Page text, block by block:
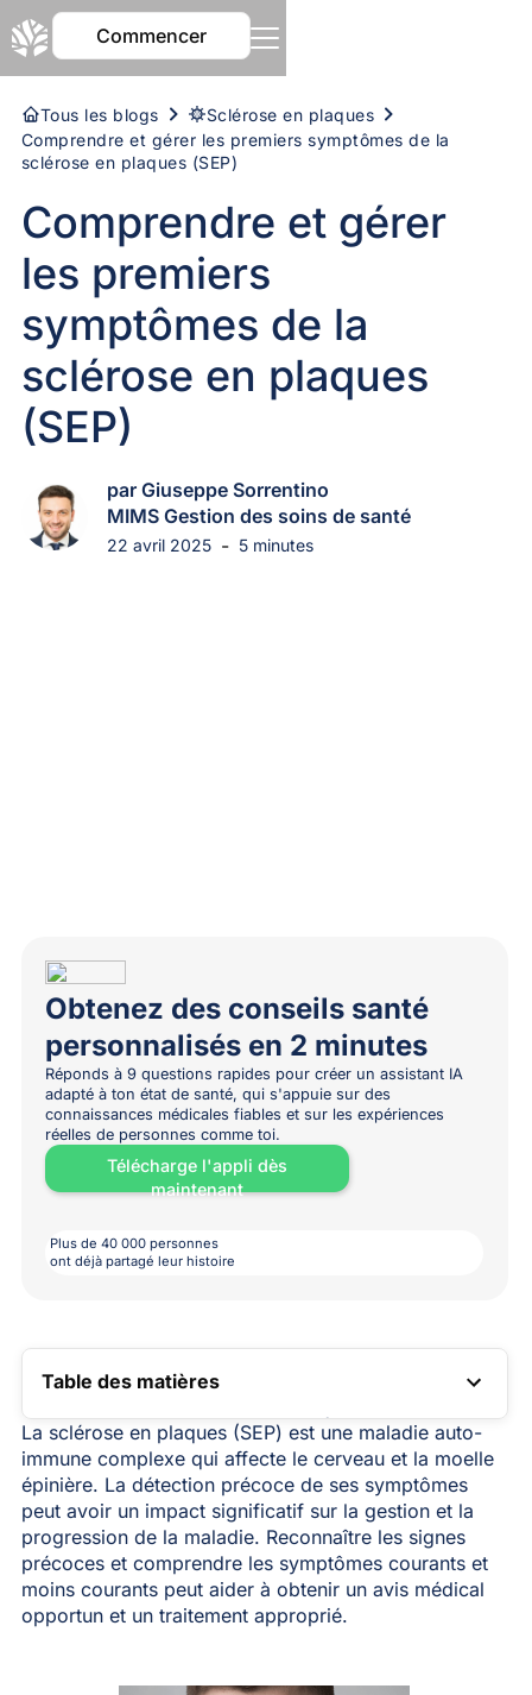
Commencer
Tous les blogs
Sclérose en plaques
Comprendre et gérer les premiers symptômes de la
sclérose en plaques (SEP)
Comprendre et gérer
les premiers
symptômes de la
sclérose en plaques
(SEP)
par Giuseppe Sorrentino
MIMS Gestion des soins de santé
22 avril 2025 - 5 minutes
Obtenez des conseils santé
personnalisés en 2 minutes
Réponds à 9 questions rapides pour créer un assistant IA
adapté à ton état de santé, qui s'appuie sur des
connaissances médicales fiables et sur les expériences
réelles de personnes comme toi.
Télécharge l'appli dès
maintenant
Plus de 40 000 personnes
ont déjà partagé leur histoire
Table des matières
LIEN VERS LA TABLE DES MATIÈRES
La sclérose en plaques (SEP) est une maladie auto-
immune complexe qui affecte le cerveau et la moelle
épinière. La détection précoce de ses symptômes
peut avoir un impact significatif sur la gestion et la
progression de la maladie. Reconnaître les signes
précoces et comprendre les symptômes courants et
moins courants peut aider à obtenir un avis médical
opportun et un traitement approprié.